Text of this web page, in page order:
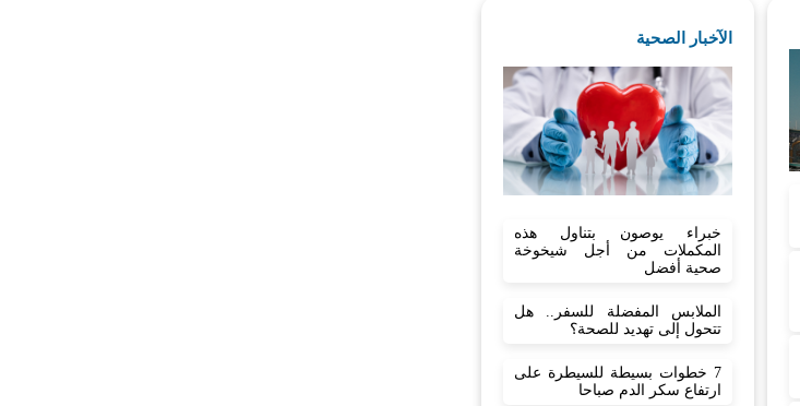
الآخبار الصحية
خبراء يوصون بتناول هذه
المكملات من أجل شيخوخة
صحية أفضل
الملابس المفضلة للسفر.. هل
تتحول إلى تهديد للصحة؟
7 خطوات بسيطة للسيطرة على
ارتفاع سكر الدم صباحا